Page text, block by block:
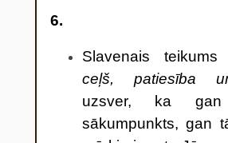
6.
Slavenais
ceļš, patiesība
uzsver, ka gan
sākumpunkts, gan